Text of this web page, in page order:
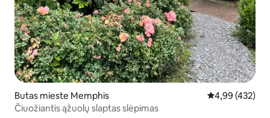
Butas mieste Memphis Vidutinis
4,99 (432)
Čiuožiantis ąžuolų slaptas slėpimas